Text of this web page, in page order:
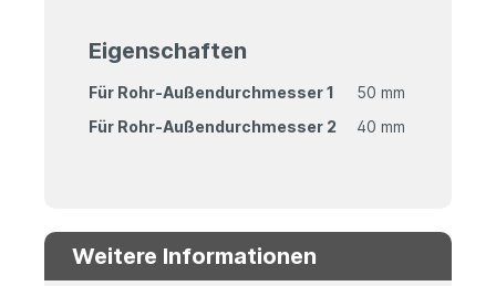
Eigenschaften
Für Rohr-Außendurchmesser 1
50 mm
Für Rohr-Außendurchmesser 2
40 mm
Weitere Informationen